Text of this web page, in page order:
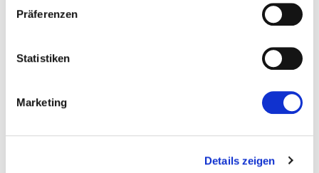
Präferenzen
Statistiken
Marketing
Details zeigen
einverstanden und willige in die Verarbeitung meiner